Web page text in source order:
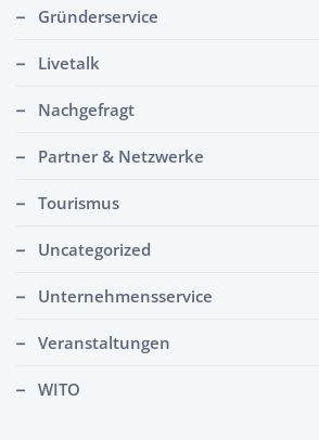
Gründerservice
Livetalk
Nachgefragt
Partner & Netzwerke
Tourismus
Uncategorized
Unternehmensservice
Veranstaltungen
WITO